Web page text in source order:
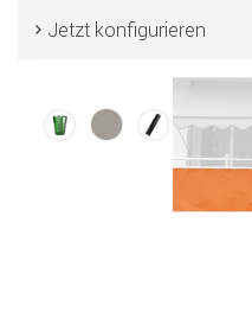
Jetzt konfigurieren